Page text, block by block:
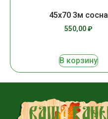
45х70 3м сосна
550,00₽
В корзину